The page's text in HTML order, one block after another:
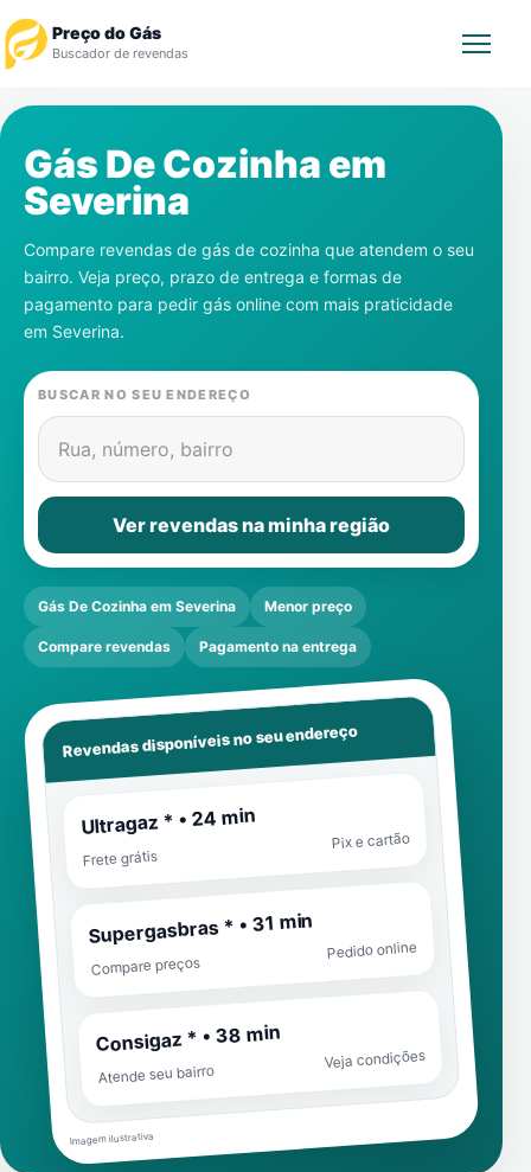
Preço do Gás
Buscador de revendas
Revendedor
Notícias
Cadastre-se
Gás
Contatos
Gás De Cozinha em
Severina
Compare revendas de gás de cozinha que atendem o seu
bairro. Veja preço, prazo de entrega e formas de
pagamento para pedir gás online com mais praticidade
em Severina.
BUSCAR NO SEU ENDEREÇO
Rua, número, bairro
Ver revendas na minha região
Gás De Cozinha em Severina Menor preço
Compare revendas Pagamento na entrega
Revendas disponíveis no seu endereço
Ultragaz * • 24 min
Frete grátis
Pix e cartão
Supergasbras * • 31 min
Compare preços
Pedido online
Consigaz * • 38 min
Atende seu bairro
Veja condições
Imagem ilustrativa